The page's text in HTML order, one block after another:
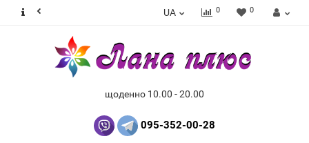
UA 0 0
щоденно 10.00 - 20.00
095-352-00-28